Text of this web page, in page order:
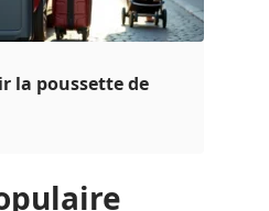
la poussette de